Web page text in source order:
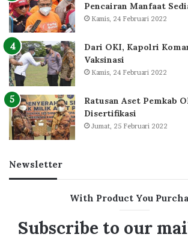
Pencairan Manfaat
Kamis, 24 Februari 2022
Dari OKI, Kapolri
Vaksinasi
Kamis, 24 Februari 2022
Ratusan Aset Pemkab
Disertifikasi
Jumat, 25 Februari 2022
Newsletter
With Product You
Subscribe to our